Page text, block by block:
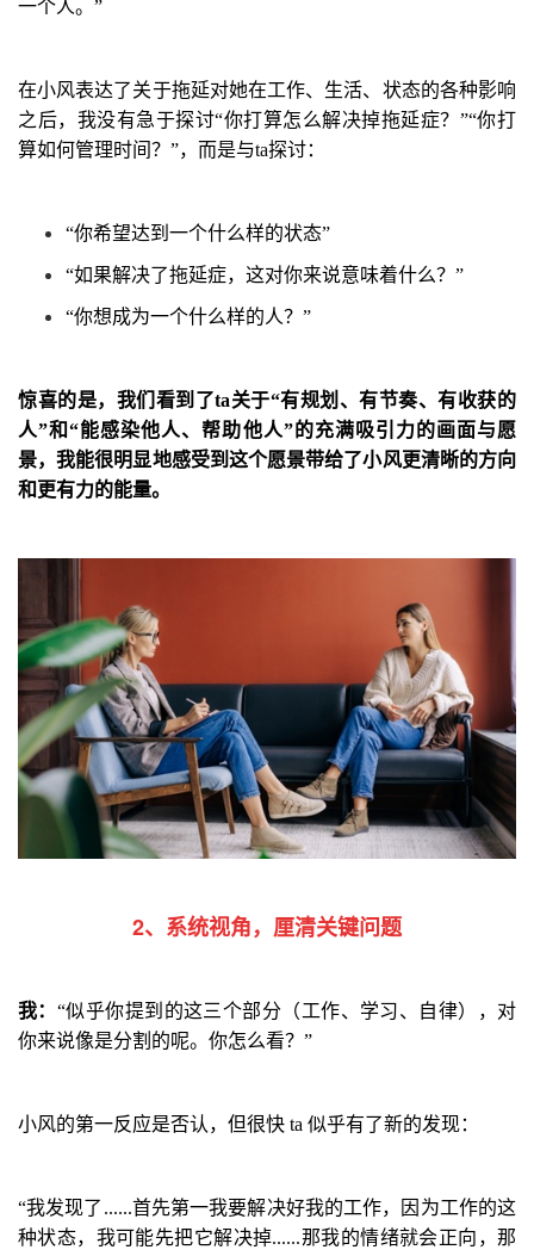
一个人。 ”
在小风表达了关于拖延对她在工作、生活、状态的各种影响
之后，我没有急于探讨“你打算怎么解决掉拖延症？ ”“你打
算如何管理时间？ ”，而是与ta探讨：
“你希望达到一个什么样的状态”
“如果解决了拖延症，这对你来说意味着什么？ ”
“你想成为一个什么样的人？ ”
惊喜的是，我们看到了ta关于“有规划、有节奏、有收获的
人”和“能感染他人、帮助他人”的充满吸引力的画面与愿
景，我能很明显地感受到这个愿景带给了小风更清晰的方向
和更有力的能量。
2、系统视角，厘清关键问题
我： “似乎你提到的这三个部分 （工作、学习、自律）
，对
你来说像是分割的呢。你怎么看？ ”
小风的第一反应是否认，但很快 ta 似乎有了新的发现：
“我发现了 ......首先第一我要解决好我的工作，因为工作的这
种状态，我可能先把它解决掉......那我的情绪就会正向，那